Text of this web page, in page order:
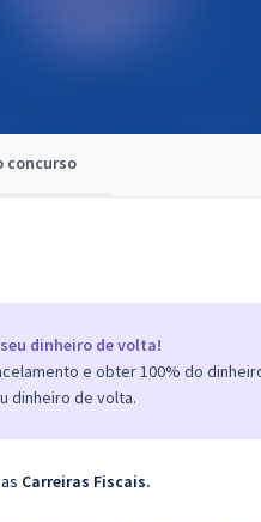
concurso
dinheiro de volta!
e obter 100% do
dinheiro de volta.
Carreiras Fiscais.